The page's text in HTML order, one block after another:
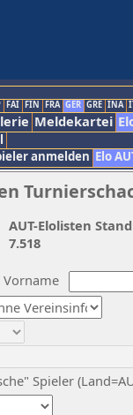
FAI FIN FRA GER GRE INA
Meldekartei
anmelden Elo
Vorname
Spieler
AUT-Elolisten
7.518